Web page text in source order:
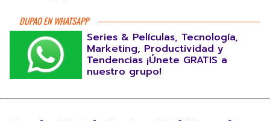
DUPAO EN WHATSAPP
Series & Películas, Tecnología,
Marketing, Productividad y
Tendencias ¡Únete GRATIS a
nuestro grupo!